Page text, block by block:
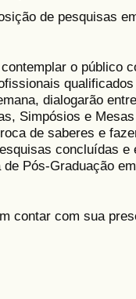
de pesquisas
o público
dialogarão
Simpósios e
de saberes e
concluídas
Pós-Graduação
contar com sua